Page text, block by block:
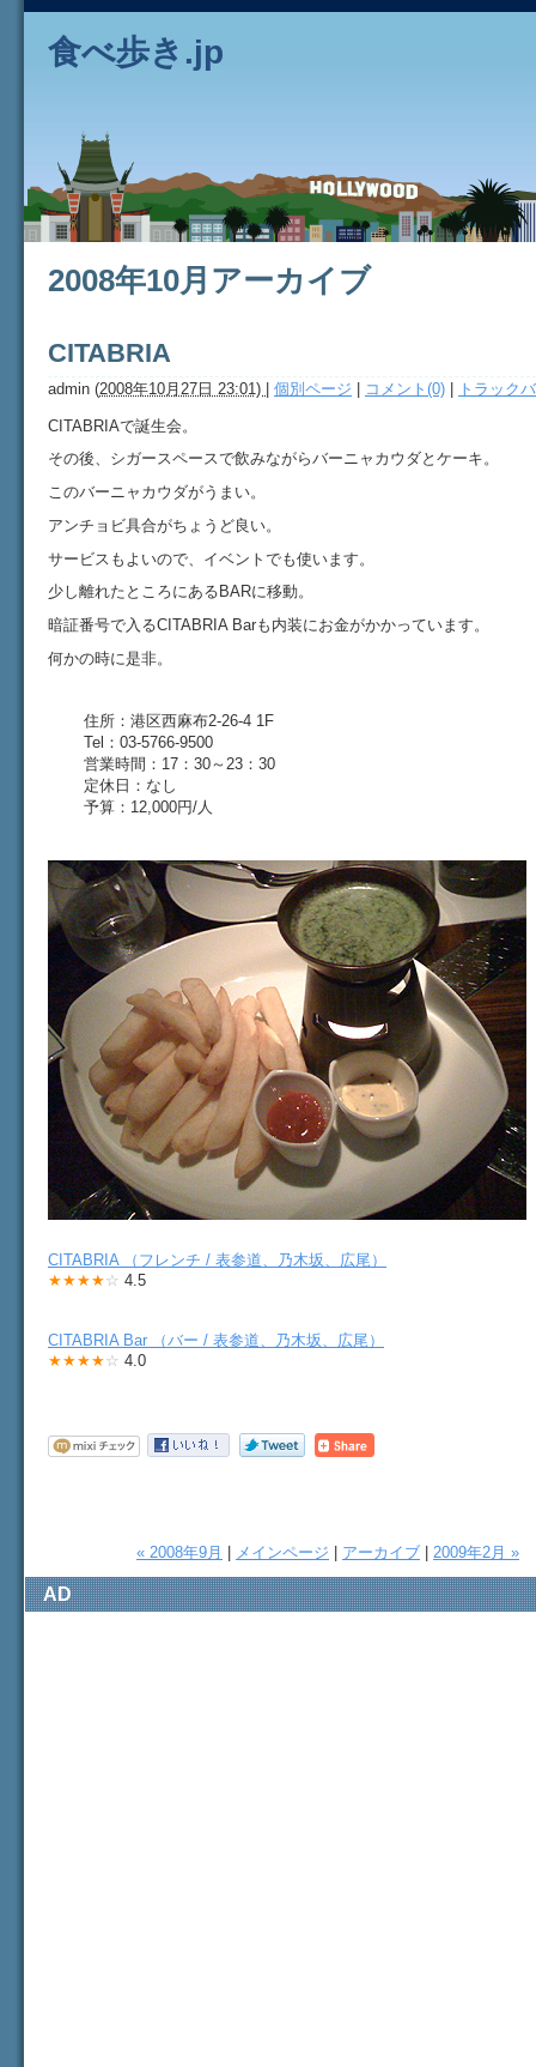
食べ歩き.jp
2008年10月アーカイブ
CITABRIA
admin (2008年10月27日 23:01) | 個別ページ | コメント(0) | トラック
CITABRIAで誕生会。
その後、シガースペースで飲みながらバーニャカウダとケーキ。
このバーニャカウダがうまい。
アンチョビ具合がちょうど良い。
サービスもよいので、イベントでも使います。
少し離れたところにあるBARに移動。
暗証番号で入るCITABRIA Barも内装にお金がかかっています。
何かの時に是非。
住所： 港区西麻布2-26-4 1F
Tel：03-5766-9500
営業時間：17：30～23：30
定休日：なし
予算：12,000円/人
CITABRIA （フレンチ / 表参道、乃木坂、広尾）
★★★★☆ 4.5
CITABRIA Bar （バー / 表参道、乃木坂、広尾）
★★★★☆ 4.0
« 2008年9月 メインページ アーカイブ 2009年2月 »
AD